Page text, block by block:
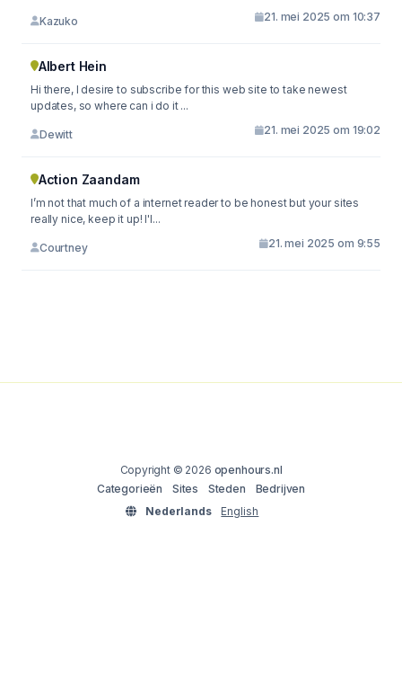
Kazuko 21. mei 2025 om 10:37
Albert Hein
Hi there, I desire to subscribe for this web site to take newest
updates, so where can i do it ...
Dewitt 21. mei 2025 om 19:02
Action Zaandam
I’m not that much of a internet reader to be honest but your sites
really nice, keep it up! I'l...
Courtney 21. mei 2025 om 9:55
Copyright © 2026 openhours.nl
Categorieën
Sites Steden
Bedrijven
Nederlands
English